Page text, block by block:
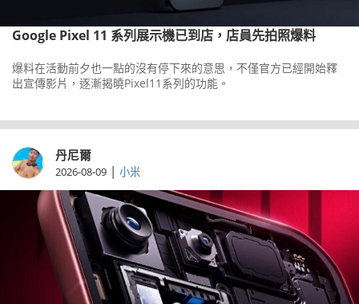
Google Pixel 11 系列展示機已到店，店員先拍照爆料
爆料在活動前夕也一點的沒有停下來的意思，不僅官方已經開始釋
出宣傳影片，逐漸揭曉Pixel11系列的功能。
丹尼爾
2026-08-09 | 小米